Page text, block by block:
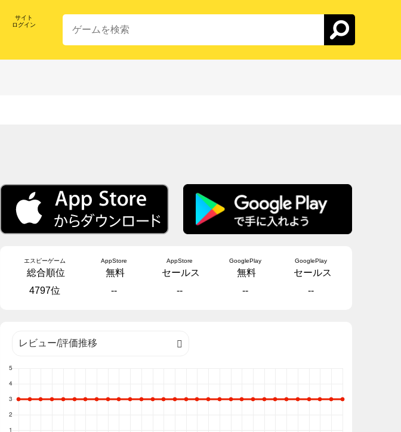
サイト
ログイン
エスピーゲーム
総合順位
4797位
AppStore
無料
--
AppStore
セールス
--
GooglePlay
無料
--
GooglePlay
セールス
--